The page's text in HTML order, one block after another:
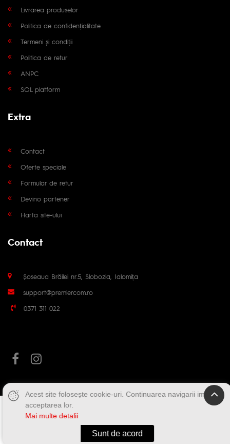
Livrarea produselor
Politica de confidențialitate
Termeni și condiții
Politica de retur
ANPC
SOL platform
Extra
Contact
Oferte speciale
Formular de retur
Devino partener
Harta site-ului
Contact
Șoseaua Brăilei nr.5, Slobozia, Ialomița
support@premiercom.ro
0371 311 022
Acest site folosește cookie-uri. Continuarea navigarii implica
acceptarea lor.
Mai multe detalii
Sunt de acord